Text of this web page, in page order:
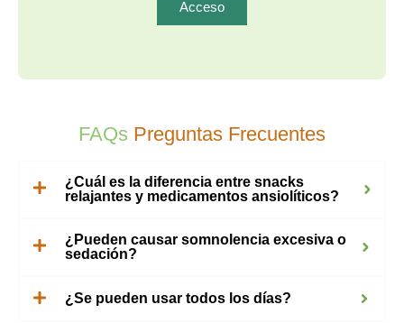
Acceso
FAQs Preguntas Frecuentes
¿Cuál es la diferencia entre snacks
relajantes y medicamentos ansiolíticos?
¿Pueden causar somnolencia excesiva o
sedación?
¿Se pueden usar todos los días?